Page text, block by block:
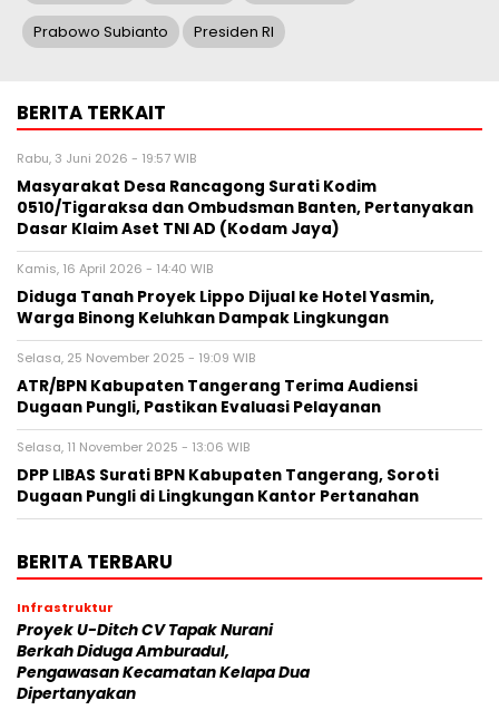
Prabowo Subianto Presiden RI
BERITA TERKAIT
Rabu, 3 Juni 2026 - 19:57 WIB
‎Masyarakat Desa Rancagong Surati Kodim
0510/Tigaraksa dan Ombudsman Banten, Pertanyakan
Dasar Klaim Aset TNI AD (Kodam Jaya)
Kamis, 16 April 2026 - 14:40 WIB
Diduga Tanah Proyek Lippo Dijual ke Hotel Yasmin,
Warga Binong Keluhkan Dampak Lingkungan
Selasa, 25 November 2025 - 19:09 WIB
ATR/BPN Kabupaten Tangerang Terima Audiensi
Dugaan Pungli, Pastikan Evaluasi Pelayanan
Selasa, 11 November 2025 - 13:06 WIB
DPP LIBAS Surati BPN Kabupaten Tangerang, Soroti
Dugaan Pungli di Lingkungan Kantor Pertanahan
BERITA TERBARU
Infrastruktur
Proyek U-Ditch CV Tapak Nurani
Berkah Diduga Amburadul,
Pengawasan Kecamatan Kelapa Dua
Dipertanyakan